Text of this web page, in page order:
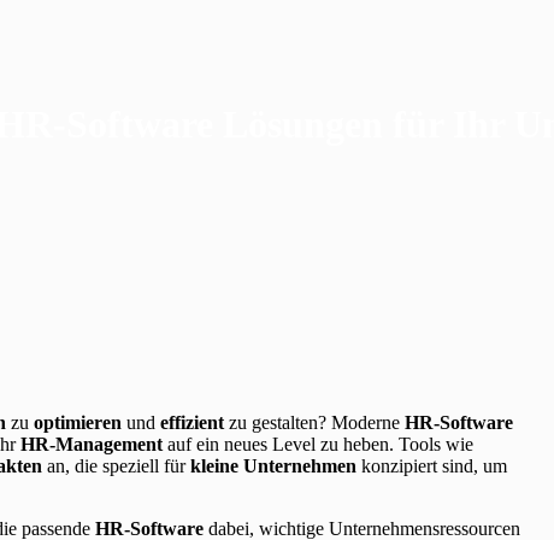
zu optimieren und effizient zu gestalten? Moderne HR-Software
HR-Management auf ein neues Level zu heben. Tools wie
an, die speziell fürkleine Unternehmen konzipiert sind, um
passende HR-Software dabei, wichtige Unternehmensressourcen